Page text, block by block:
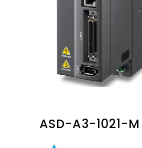
ASD-A3-1021-M